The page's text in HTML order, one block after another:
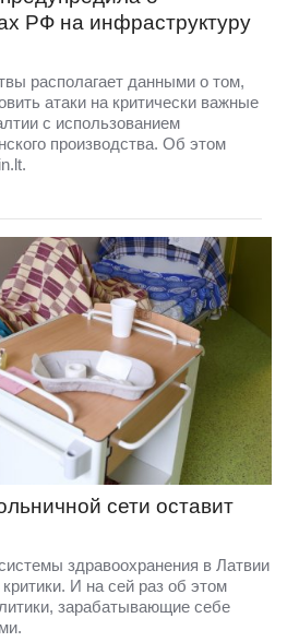
РФ на инфраструктуру
располагает данными о том,
атаки на критически важные
с использованием
производства. Об этом
сети оставит
здравоохранения в Латвии
И на сей раз об этом
зарабатывающие себе